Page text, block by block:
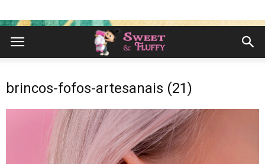
brincos-fofos-artesanais (21)